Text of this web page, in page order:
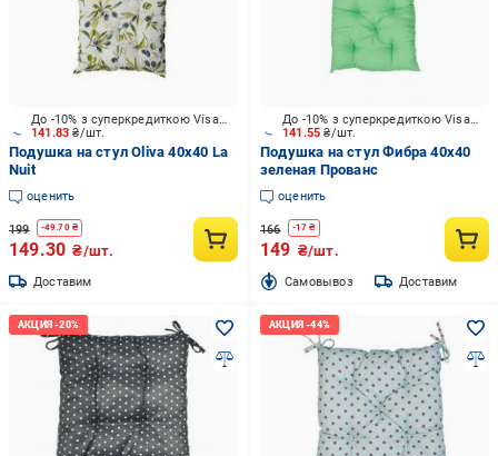
141.83₴/шт.
До -10% з суперкредиткою Visa Вигода
Подушка на стул Oliva 40х40 La
Nuit
оценить
199 -49.70₴
149.30 ₴/шт.
Доставим
141.55₴/шт.
До -10% з суперкредиткою Visa Вигода
Подушка на стул Фибра 40х40
зеленая Прованс
оценить
166 -17 ₴
149 ₴/шт.
Cамовывоз Доставим